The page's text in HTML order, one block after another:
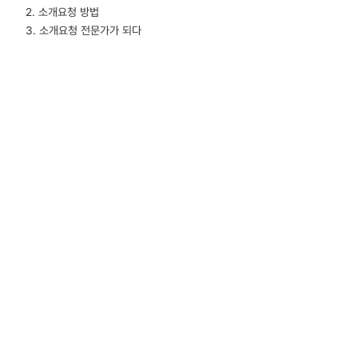
2. 소개요청 방법
3. 소개요청 전문가가 되다